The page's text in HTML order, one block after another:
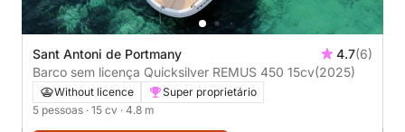
Sant Antoni de Portmany 4.7(6)
Barco sem licença Quicksilver REMUS 450 15cv(2025)
Without licence
Super proprietário
5 pessoas · 15 cv · 4.8 m